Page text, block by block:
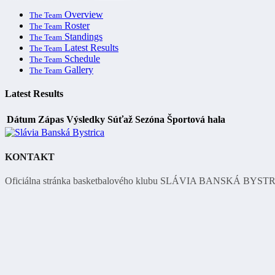
The Team Overview
The Team Roster
The Team Standings
The Team Latest Results
The Team Schedule
The Team Gallery
Latest Results
Dátum Zápas Výsledky Súťaž Sezóna Športová hala
KONTAKT
Oficiálna stránka basketbalového klubu SLÁVIA BANSKÁ